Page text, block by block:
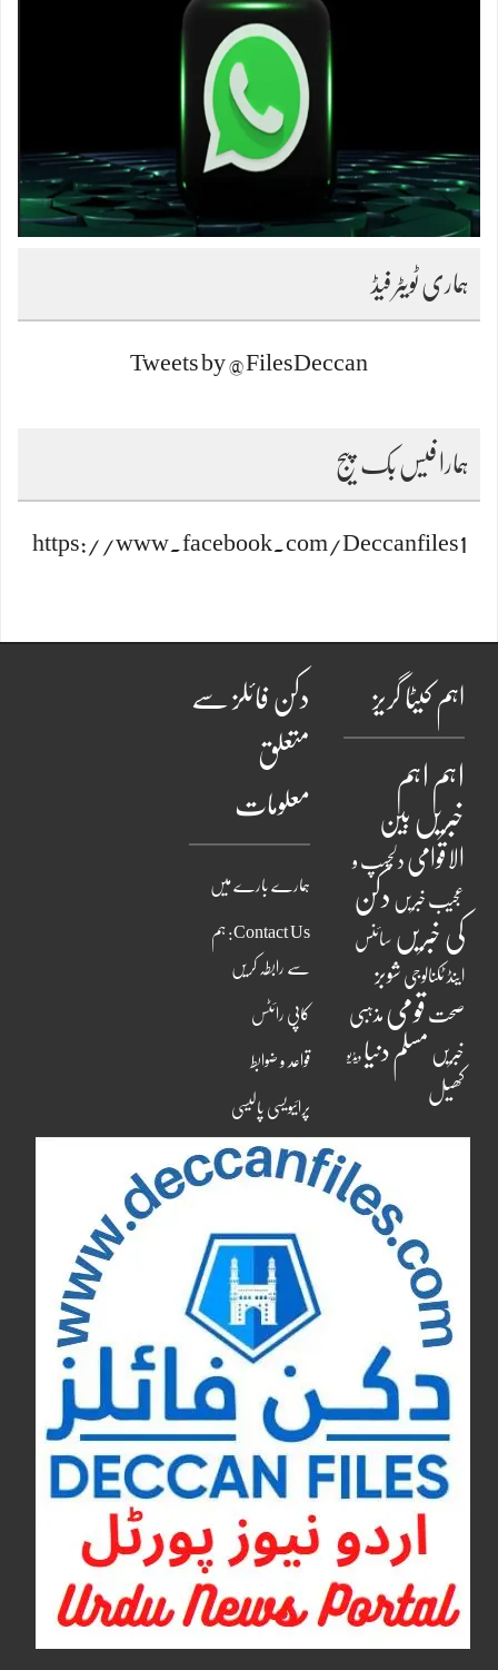
ہماری ٹویٹر فیڈ
Tweets by @FilesDeccan
ہمارا فیس بک پیج
https://www.facebook.com/Deccanfiles1
اہم کیٹا گریز
اہم اہم
خبریں بین
الاقوامی دلچسپ و
عجیب خبریں دکن
کی خبریں سائنس
اینڈ ٹکنالوجی شوبز
صحت قومی مذہبی
خبریں مسلم دنیا ویڈیو
کھیل
دکن فائلز سے
متعلق
معلومات
ہمارے بارے میں
Contact Us: ہم
سے رابطہ کریں
کاپی رائٹس
قواعد و ضوابط
پرائیویسی پالیسی